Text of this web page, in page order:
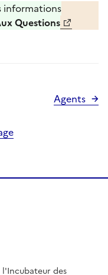
informations
Questions
Agents
l'Incubateur des